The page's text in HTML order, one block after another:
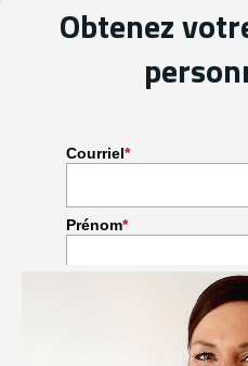
Obtenez